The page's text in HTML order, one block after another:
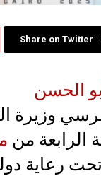
Share on Twitter
الحسن
وزيرة
الرابعة من
تحت رعاية